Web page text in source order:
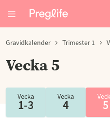
Gravidkalender Trimester 1
Vecka 5
Vecka
1-3
Vecka
4 5